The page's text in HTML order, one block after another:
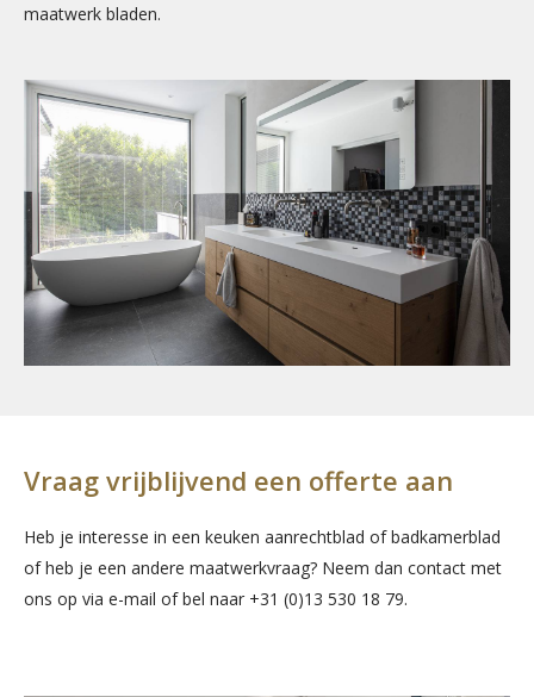
maatwerk bladen.
Vraag vrijblijvend een offerte aan
Heb je interesse in een keuken aanrechtblad of badkamerblad
of heb je een andere maatwerkvraag? Neem dan contact met
ons op via e-mail of bel naar +31 (0)13 530 18 79.